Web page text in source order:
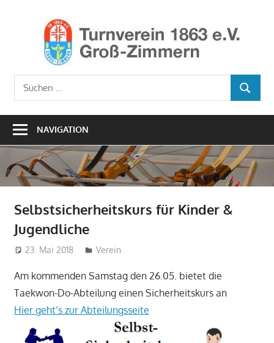
Turnverein
1863
Groß-
Suchen
nach:
SUCHEN
NAVIGATION
Selbstsicherheitskurs für Kinder &
Jugendliche
23. Mai 2018 Sebastian Wiedling
Verein
Am kommenden Samstag den 26.05. bietet die
Taekwon-Do-Abteilung einen Sicherheitskurs an
Hier geht’s zur Abteilungsseite